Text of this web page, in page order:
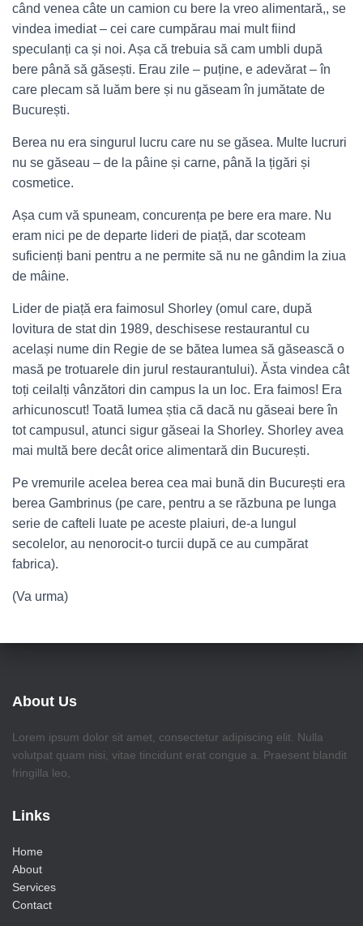
când venea câte un camion cu bere la vreo alimentară,, se
vindea imediat – cei care cumpărau mai mult fiind
speculanți ca și noi. Așa că trebuia să cam umbli după
bere până să găsești. Erau zile – puține, e adevărat – în
care plecam să luăm bere și nu găseam în jumătate de
București.
Berea nu era singurul lucru care nu se găsea. Multe lucruri
nu se găseau – de la pâine și carne, până la țigări și
cosmetice.
Așa cum vă spuneam, concurența pe bere era mare. Nu
eram nici pe de departe lideri de piață, dar scoteam
suficienți bani pentru a ne permite să nu ne gândim la ziua
de mâine.
Lider de piață era faimosul Shorley (omul care, după
lovitura de stat din 1989, deschisese restaurantul cu
același nume din Regie de se bătea lumea să găsească o
masă pe trotuarele din jurul restaurantului). Ăsta vindea cât
toți ceilalți vânzători din campus la un loc. Era faimos! Era
arhicunoscut! Toată lumea știa că dacă nu găseai bere în
tot campusul, atunci sigur găseai la Shorley. Shorley avea
mai multă bere decât orice alimentară din București.
Pe vremurile acelea berea cea mai bună din București era
berea Gambrinus (pe care, pentru a se răzbuna pe lunga
serie de cafteli luate pe aceste plaiuri, de-a lungul
secolelor, au nenorocit-o turcii după ce au cumpărat
fabrica).
(Va urma)
About Us
Lorem ipsum dolor sit amet, consectetur adipiscing elit. Nulla
volutpat quam nisi, vitae tincidunt erat congue a. Praesent blandit
fringilla leo,
Links
Home
About
Services
Contact